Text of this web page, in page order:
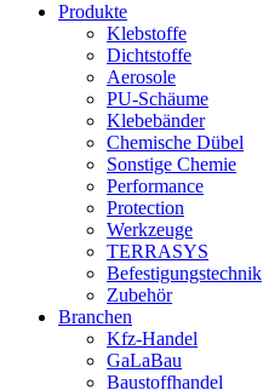
Produkte
Klebstoffe
Dichtstoffe
Aerosole
PU-Schäume
Klebebänder
Chemische Dübel
Sonstige Chemie
Performance
Protection
Werkzeuge
TERRASYS
Befestigungstechnik
Zubehör
Branchen
Kfz-Handel
GaLaBau
Baustoffhandel